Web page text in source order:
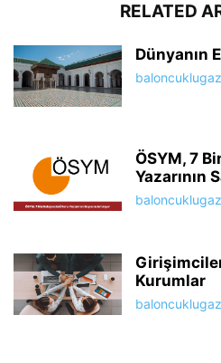
RELATED
Dünyanın
ÖSYM, 7
Yazarının
Kurumlar